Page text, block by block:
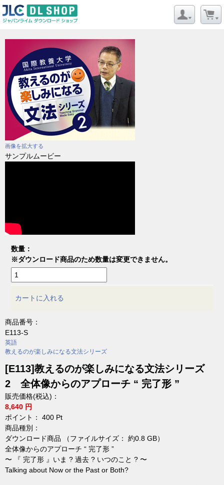
画像を拡大する
サンプルムービー
数量：
※ダウンロード商品のため数量は変更できません。
カートに入れる
商品番号：
E113-S
英語
教えるのが楽しみになる文法シリーズ
[E113]教えるのが楽しみになる文法シリーズ
2 全体像からのアプローチ “ 完了形 ”
販売価格(税込)：
8,640 円
ポイント： 400 Pt
商品種別：
ダウンロード商品 （ファイルサイズ： 約0.8 GB）
全体像からのアプローチ “ 完了形 ”
〜 『 完了形 』いま ? 過去 ? いつのこと ? 〜
Talking about Now or the Past or Both?